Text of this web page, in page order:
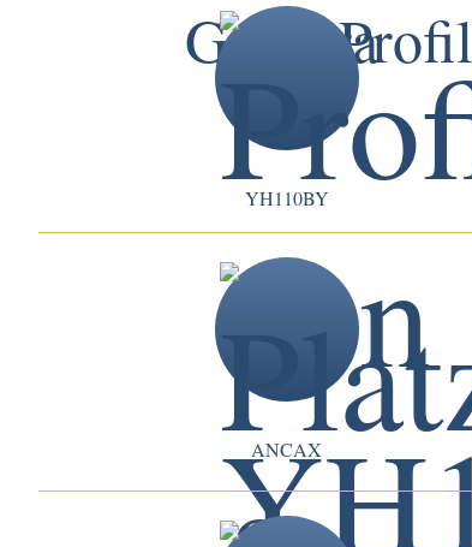
YH110BY
ANCAX